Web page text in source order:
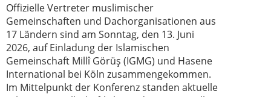
Offizielle Vertreter muslimischer
Gemeinschaften und Dachorganisationen aus
17 Ländern sind am Sonntag, den 13. Juni
2026, auf Einladung der Islamischen
Gemeinschaft Millî Görüş (IGMG) und Hasene
International bei Köln zusammengekommen.
Im Mittelpunkt der Konferenz standen aktuelle